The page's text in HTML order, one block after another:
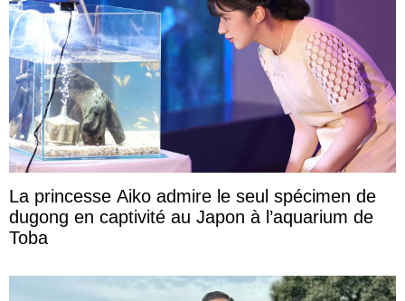
La princesse Aiko admire le seul spécimen de
dugong en captivité au Japon à l’aquarium de
Toba